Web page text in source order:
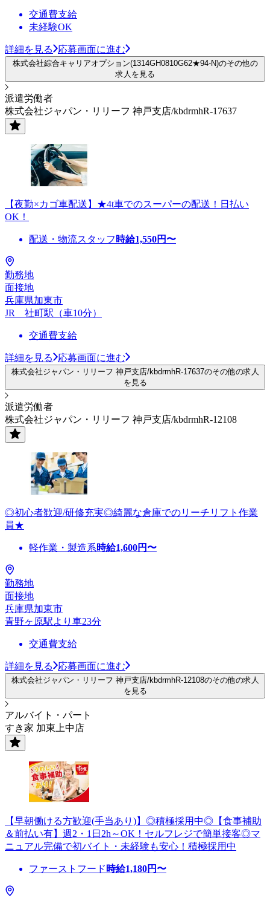
交通費支給
未経験OK
詳細を見る 応募画面に進む
株式会社綜合キャリアオプション(1314GH0810G62★94-N)のその他の
求人を見る
派遣労働者
株式会社ジャパン・リリーフ 神戸支店/kbdrmhR-17637
【夜勤×カゴ車配送】★4t車でのスーパーの配送！日払い
OK！
配送・物流スタッフ 時給1,550円〜
勤務地
面接地
兵庫県加東市
JR 社町駅（車10分）
交通費支給
詳細を見る 応募画面に進む
株式会社ジャパン・リリーフ 神戸支店/kbdrmhR-17637のその他の求人
を見る
派遣労働者
株式会社ジャパン・リリーフ 神戸支店/kbdrmhR-12108
◎初心者歓迎/研修充実◎綺麗な倉庫でのリーチリフト作業
員★
軽作業・製造系時給1,600円〜
勤務地
面接地
兵庫県加東市
青野ヶ原駅より車23分
交通費支給
詳細を見る 応募画面に進む
株式会社ジャパン・リリーフ 神戸支店/kbdrmhR-12108のその他の求人
を見る
アルバイト・パート
すき家 加東上中店
【早朝働ける方歓迎(手当あり)】◎積極採用中◎【食事補助
＆前払い有】週2・1日2h～OK！セルフレジで簡単接客◎マ
ニュアル完備で初バイト・未経験も安心！積極採用中
ファーストフード 時給1,180円〜